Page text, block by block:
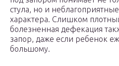
стула, но и
характера. Слишком
болезненная дефекация
запор, даже если ребенок
большому.